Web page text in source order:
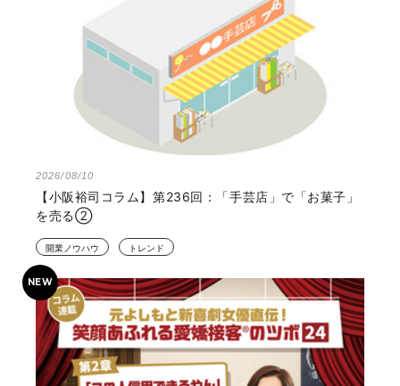
2026/08/10
【小阪裕司コラム】第236回：「手芸店」で「お菓子」
を売る②
開業ノウハウ トレンド